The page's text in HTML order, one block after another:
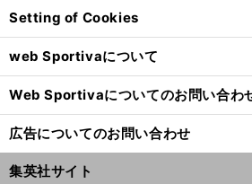
Setting of Cookies
web Sportivaについて
Web Sportivaについてのお問い合わ
広告についてのお問い合わせ
集英社サイト